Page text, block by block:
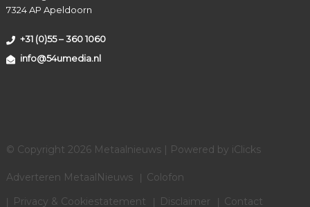
7324 AP Apeldoorn
+31 (0)55 – 360 1060
info@54umedia.nl
© Copyright 2026 Metaalnieuws | Powered by iClicks
Adverteren MetaalNieuws
Colofon
Privacy & Cookiestatement
Disclaimer Contact